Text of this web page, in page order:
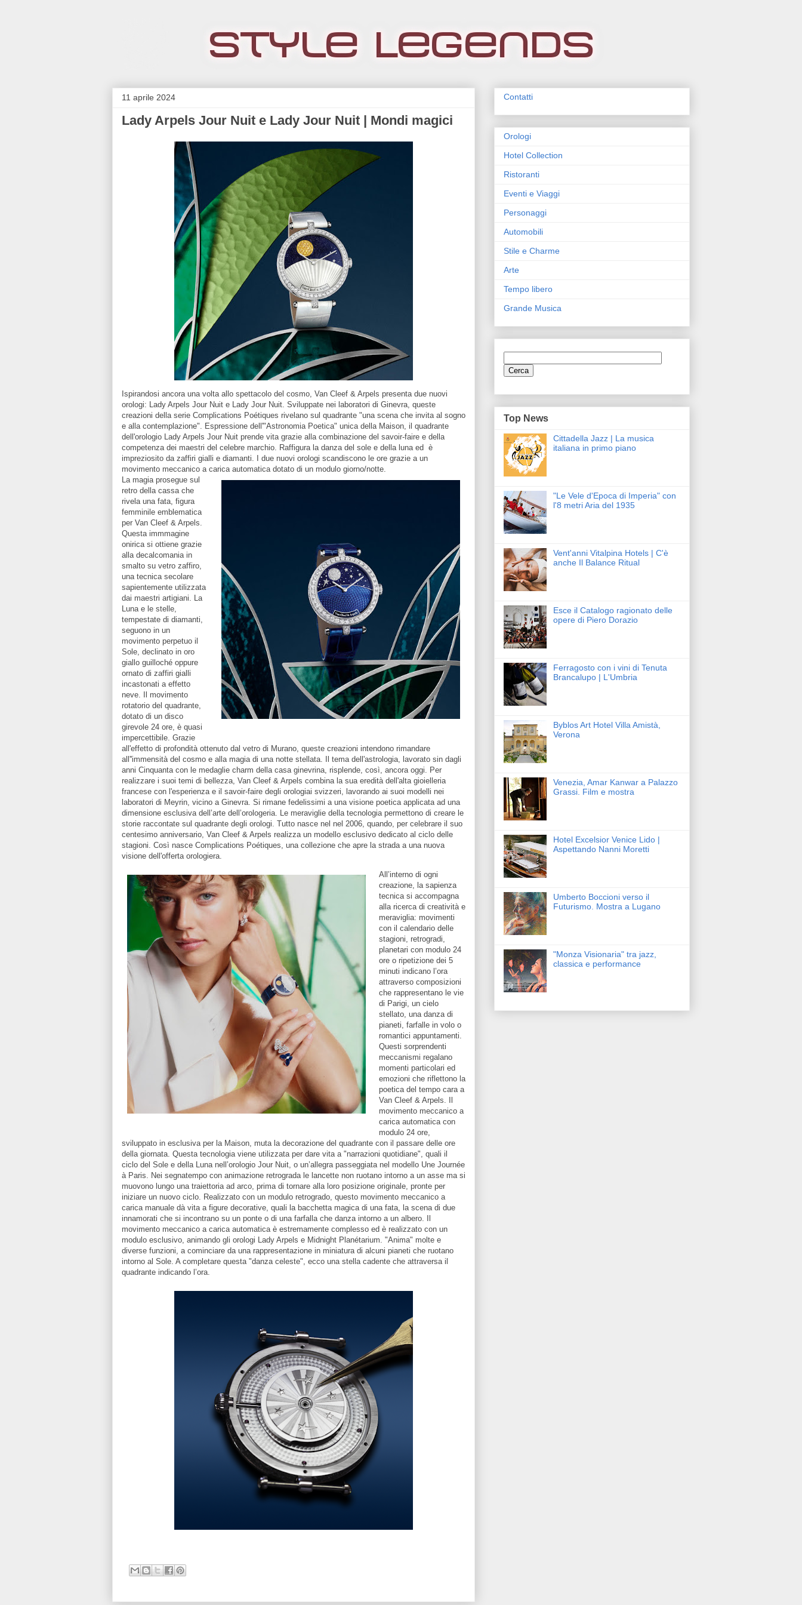
11 aprile 2024
Lady Arpels Jour Nuit e Lady Jour Nuit | Mondi magici
Ispirandosi ancora una volta allo spettacolo del cosmo, Van Cleef & Arpels presenta due nuovi
orologi: Lady Arpels Jour Nuit e Lady Jour Nuit. Sviluppate nei laboratori di Ginevra, queste
creazioni della serie Complications Poétiques rivelano sul quadrante "una scena che invita al sogno
e alla contemplazione". Espressione dell'"Astronomia Poetica" unica della Maison, il quadrante
dell'orologio Lady Arpels Jour Nuit prende vita grazie alla combinazione del savoir-faire e della
competenza dei maestri del celebre marchio. Raffigura la danza del sole e della luna ed è
impreziosito da zaffiri gialli e diamanti. I due nuovi orologi scandiscono le ore grazie a un
movimento meccanico a carica automatica dotato di un modulo giorno/notte.
La magia prosegue sul
retro della cassa che
rivela una fata, figura
femminile emblematica
per Van Cleef & Arpels.
Questa immmagine
onirica si ottiene grazie
alla decalcomania in
smalto su vetro zaffiro,
una tecnica secolare
sapientemente utilizzata
dai maestri artigiani. La
Luna e le stelle,
tempestate di diamanti,
seguono in un
movimento perpetuo il
Sole, declinato in oro
giallo guilloché oppure
ornato di zaffiri gialli
incastonati a effetto
neve. Il movimento
rotatorio del quadrante,
dotato di un disco
girevole 24 ore, è quasi
impercettibile. Grazie
all'effetto di profondità ottenuto dal vetro di Murano, queste creazioni intendono rimandare
all''immensità del cosmo e alla magia di una notte stellata. Il tema dell'astrologia, lavorato sin dagli
anni Cinquanta con le medaglie charm della casa ginevrina, risplende, così, ancora oggi. Per
realizzare i suoi temi di bellezza, Van Cleef & Arpels combina la sua eredità dell'alta gioielleria
francese con l'esperienza e il savoir-faire degli orologiai svizzeri, lavorando ai suoi modelli nei
laboratori di Meyrin, vicino a Ginevra. Si rimane fedelissimi a una visione poetica applicata ad una
dimensione esclusiva dell’arte dell’orologeria. Le meraviglie della tecnologia permettono di creare le
storie raccontate sul quadrante degli orologi. Tutto nasce nel nel 2006, quando, per celebrare il suo
centesimo anniversario, Van Cleef & Arpels realizza un modello esclusivo dedicato al ciclo delle
stagioni. Così nasce Complications Poétiques, una collezione che apre la strada a una nuova
visione dell'offerta orologiera.
All’interno di ogni
creazione, la sapienza
tecnica si accompagna
alla ricerca di creatività e
meraviglia: movimenti
con il calendario delle
stagioni, retrogradi,
planetari con modulo 24
ore o ripetizione dei 5
minuti indicano l’ora
attraverso composizioni
che rappresentano le vie
di Parigi, un cielo
stellato, una danza di
pianeti, farfalle in volo o
romantici appuntamenti.
Questi sorprendenti
meccanismi regalano
momenti particolari ed
emozioni che riflettono la
poetica del tempo cara a
Van Cleef & Arpels. Il
movimento meccanico a
carica automatica con
modulo 24 ore,
sviluppato in esclusiva per la Maison, muta la decorazione del quadrante con il passare delle ore
della giornata. Questa tecnologia viene utilizzata per dare vita a "narrazioni quotidiane", quali il
ciclo del Sole e della Luna nell’orologio Jour Nuit, o un’allegra passeggiata nel modello Une Journée
à Paris. Nei segnatempo con animazione retrograda le lancette non ruotano intorno a un asse ma si
muovono lungo una traiettoria ad arco, prima di tornare alla loro posizione originale, pronte per
iniziare un nuovo ciclo. Realizzato con un modulo retrogrado, questo movimento meccanico a
carica manuale dà vita a figure decorative, quali la bacchetta magica di una fata, la scena di due
innamorati che si incontrano su un ponte o di una farfalla che danza intorno a un albero. Il
movimento meccanico a carica automatica è estremamente complesso ed è realizzato con un
modulo esclusivo, animando gli orologi Lady Arpels e Midnight Planétarium. "Anima" molte e
diverse funzioni, a cominciare da una rappresentazione in miniatura di alcuni pianeti che ruotano
intorno al Sole. A completare questa "danza celeste", ecco una stella cadente che attraversa il
quadrante indicando l’ora.
Contatti
Orologi
Hotel Collection
Ristoranti
Eventi e Viaggi
Personaggi
Automobili
Stile e Charme
Arte
Tempo libero
Grande Musica
Top News
Cittadella Jazz | La musica
italiana in primo piano
"Le Vele d'Epoca di Imperia" con
l'8 metri Aria del 1935
Vent'anni Vitalpina Hotels | C'è
anche Il Balance Ritual
Esce il Catalogo ragionato delle
opere di Piero Dorazio
Ferragosto con i vini di Tenuta
Brancalupo | L'Umbria
Byblos Art Hotel Villa Amistà,
Verona
Venezia, Amar Kanwar a Palazzo
Grassi. Film e mostra
Hotel Excelsior Venice Lido |
Aspettando Nanni Moretti
Umberto Boccioni verso il
Futurismo. Mostra a Lugano
"Monza Visionaria" tra jazz,
classica e performance